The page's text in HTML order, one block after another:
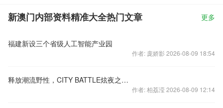
新澳门内部资料精准大全热门文章 更多
福建新设三个省级人工智能产业园
作者: 庞娇影 2026-08-09 18:54
释放潮流野性，CITY BATTLE炫夜之战主题系列争霸街头！
作者: 柏荔滢 2026-08-09 12:14